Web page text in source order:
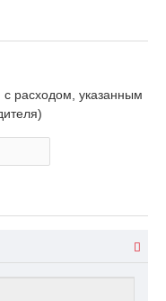
с расходом, указанным